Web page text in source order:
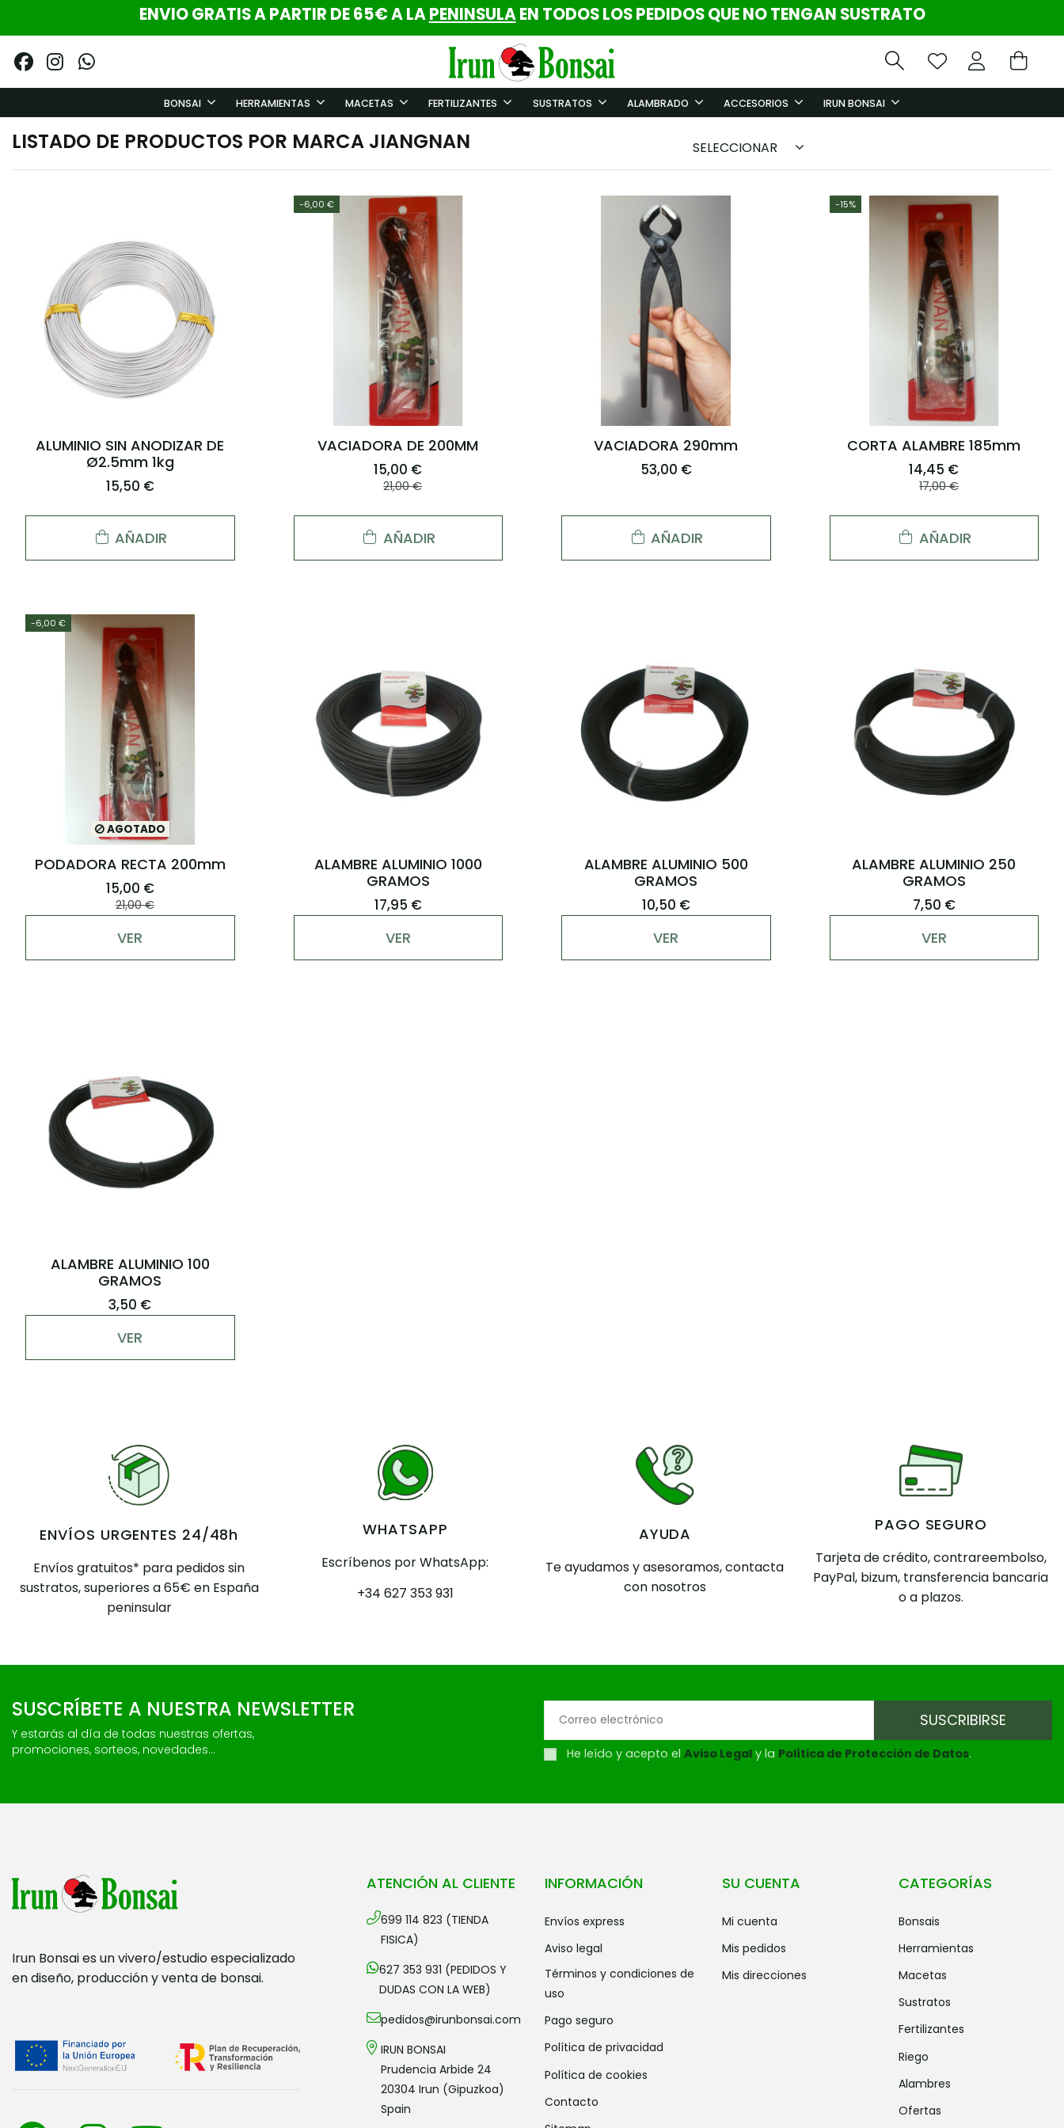
ENVIO GRATIS A PARTIR DE 65€ A LAPENINSULAEN TODOS LOS PEDIDOS QUE NO TENGAN SUSTRATO
BONSAI HERRAMIENTAS MACETAS FERTILIZANTES SUSTRATOS ALAMBRADO ACCESORIOS IRUN BONSAI
LISTADO DE PRODUCTOS POR MARCA JIANGNAN SELECCIONAR
ALUMINIO SIN ANODIZAR DE
Ø2.5mm 1kg
15,50 €
AÑADIR
-6,00 €
VACIADORA DE 200MM
15,00 €
21,00 €
AÑADIR
VACIADORA 290mm
53,00 €
AÑADIR
-15%
CORTA ALAMBRE 185mm
14,45 €
17,00 €
AÑADIR
-6,00 €
AGOTADO
PODADORA RECTA 200mm
15,00 €
21,00 €
VER
ALAMBRE ALUMINIO 1000
GRAMOS
17,95 €
VER
ALAMBRE ALUMINIO 500
GRAMOS
10,50 €
VER
ALAMBRE ALUMINIO 250
GRAMOS
7,50 €
VER
ALAMBRE ALUMINIO 100
GRAMOS
3,50 €
VER
ENVÍOS URGENTES 24/48h
Envíos gratuitos* para pedidos sin
sustratos, superiores a 65€ en España
peninsular
WHATSAPP
Escríbenos por WhatsApp:
+34 627 353 931
AYUDA
Te ayudamos y asesoramos, contacta
con nosotros
PAGO SEGURO
Tarjeta de crédito, contrareembolso,
PayPal, bizum, transferencia bancaria
o a plazos.
SUSCRÍBETE A NUESTRA NEWSLETTER
Y estarás al día de todas nuestras ofertas,
promociones, sorteos, novedades...
He leído y acepto el Aviso Legal y la Política de Protección de Datos.
Irun Bonsai es un vivero/estudio especializado
en diseño, producción y venta de bonsai.
ATENCIÓN AL CLIENTE
699 114 823 (TIENDA
FISICA)
627 353 931 (PEDIDOS Y
DUDAS CON LA WEB)
pedidos@irunbonsai.com
IRUN BONSAI
Prudencia Arbide 24
20304 Irun (Gipuzkoa)
Spain
INFORMACIÓN
envíos express
aviso legal
términos y condiciones de
uso
pago seguro
política de privacidad
política de cookies
contacto
SU CUENTA
mi cuenta
mis pedidos
mis direcciones
CATEGORÍAS
bonsais
herramientas
macetas
sustratos
fertilizantes
riego
alambres
ofertas